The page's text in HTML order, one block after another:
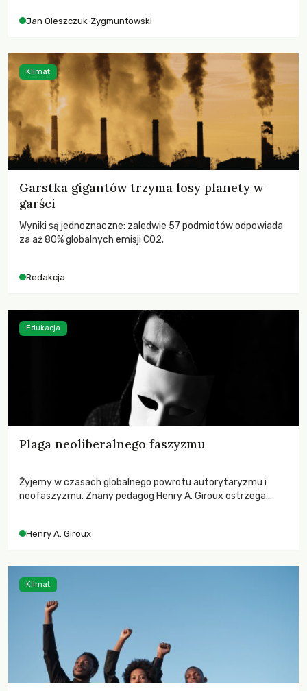
Jan Oleszczuk-Zygmuntowski
Garstka gigantów trzyma losy planety w
garści
Wyniki są jednoznaczne: zaledwie 57 podmiotów odpowiada
za aż 80% globalnych emisji CO2.
Redakcja
Klimat
Plaga neoliberalnego faszyzmu
Żyjemy w czasach globalnego powrotu autorytaryzmu i
neofaszyzmu. Znany pedagog Henry A. Giroux ostrzega
wychowają świadomych obywateli?
Henry A. Giroux
Edukacja
Klimat